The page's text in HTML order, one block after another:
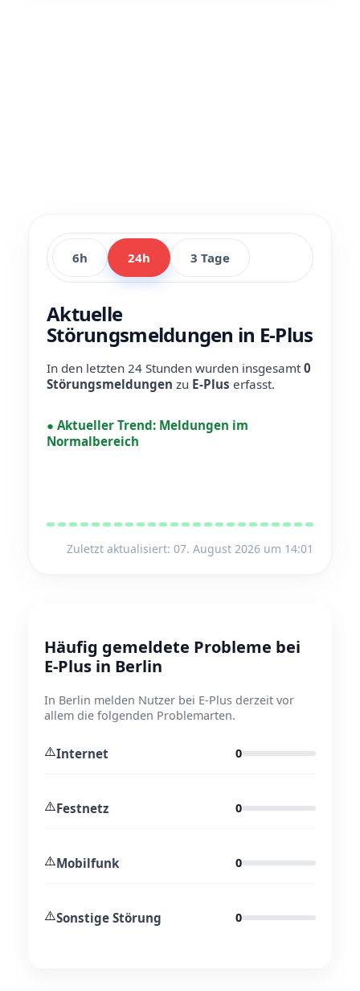
6h 24h 3 Tage
Aktuelle
Störungsmeldungen in E-Plus
In den letzten 24 Stunden wurden insgesamt0
Störungsmeldungen zu E-Plus erfasst.
● Aktueller Trend: Meldungen im
Normalbereich
Zuletzt aktualisiert: 07. August 2026 um 14:01
Häufig gemeldete Probleme bei
E-Plus in Berlin
In Berlin melden Nutzer bei E-Plus derzeit vor
allem die folgenden Problemarten.
⚠️Internet 0
⚠️Festnetz 0
⚠️Mobilfunk 0
⚠️Sonstige Störung 0